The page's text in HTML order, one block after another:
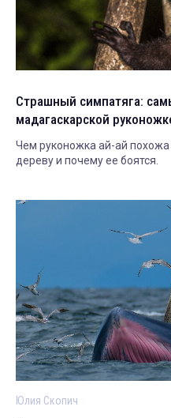
Страшный симпатяга:
мадагаскарской
Чем руконожка ай-ай похожа
дереву и почему ее боятся.
Юлия Скопич